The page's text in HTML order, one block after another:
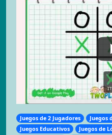
Juegos de 2 Jugadores
Juegos
Juegos Educativos
Juegos de